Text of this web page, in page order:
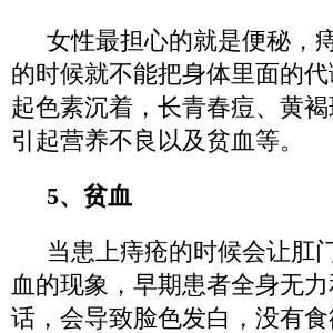
女性最担心的就是便秘，
的时候就不能把身体里面的
起色素沉着，长青春痘、黄
引起营养不良以及贫血等。
5、贫血
当患上痔疮的时候会让肛
血的现象，早期患者全身无
话，会导致脸色发白，没有